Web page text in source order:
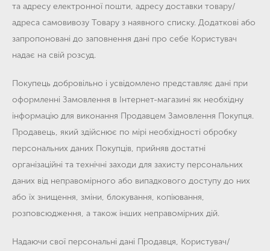
та адресу електронної пошти, адресу доставки товару/
адреса самовивозу Товару з наявного списку. Додаткові або
запропоновані до заповнення дані про себе Користувач
надає на свій розсуд.
Покупець добровільно і усвідомлено представляє дані при
оформленні Замовлення в Інтернет-магазині як необхідну
інформацію для виконання Продавцем Замовлення Покупця.
Продавець, який здійснює по мірі необхідності обробку
персональних даних Покупців, прийняв достатні
організаційні та технічні заходи для захисту персональних
даних від неправомірного або випадкового доступу до них
або їх знищення, зміни, блокування, копіювання,
розповсюдження, а також інших неправомірних дій.
Надаючи свої персональні дані Продавця, Користувач/